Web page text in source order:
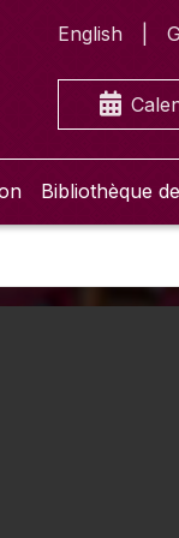
English
Bibliothèque